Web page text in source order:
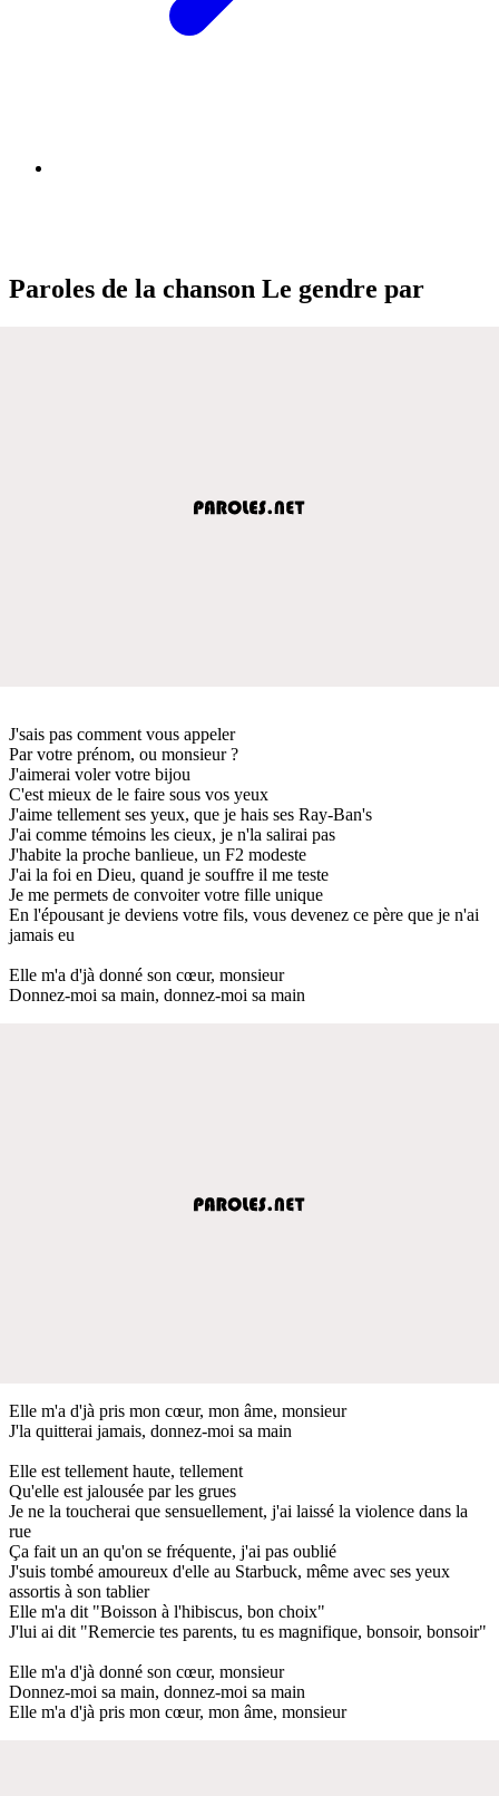
Paroles de la chanson Le gendre par
J'sais pas comment vous appeler
Par votre prénom, ou monsieur ?
J'aimerai voler votre bijou
C'est mieux de le faire sous vos yeux
J'aime tellement ses yeux, que je hais ses Ray-Ban's
J'ai comme témoins les cieux, je n'la salirai pas
J'habite la proche banlieue, un F2 modeste
J'ai la foi en Dieu, quand je souffre il me teste
Je me permets de convoiter votre fille unique
En l'épousant je deviens votre fils, vous devenez ce père que je n'ai
jamais eu
Elle m'a d'jà donné son cœur, monsieur
Donnez-moi sa main, donnez-moi sa main
Elle m'a d'jà pris mon cœur, mon âme, monsieur
J'la quitterai jamais, donnez-moi sa main
Elle est tellement haute, tellement
Qu'elle est jalousée par les grues
Je ne la toucherai que sensuellement, j'ai laissé la violence dans la
rue
Ça fait un an qu'on se fréquente, j'ai pas oublié
J'suis tombé amoureux d'elle au Starbuck, même avec ses yeux
assortis à son tablier
Elle m'a dit "Boisson à l'hibiscus, bon choix"
J'lui ai dit "Remercie tes parents, tu es magnifique, bonsoir, bonsoir"
Elle m'a d'jà donné son cœur, monsieur
Donnez-moi sa main, donnez-moi sa main
Elle m'a d'jà pris mon cœur, mon âme, monsieur